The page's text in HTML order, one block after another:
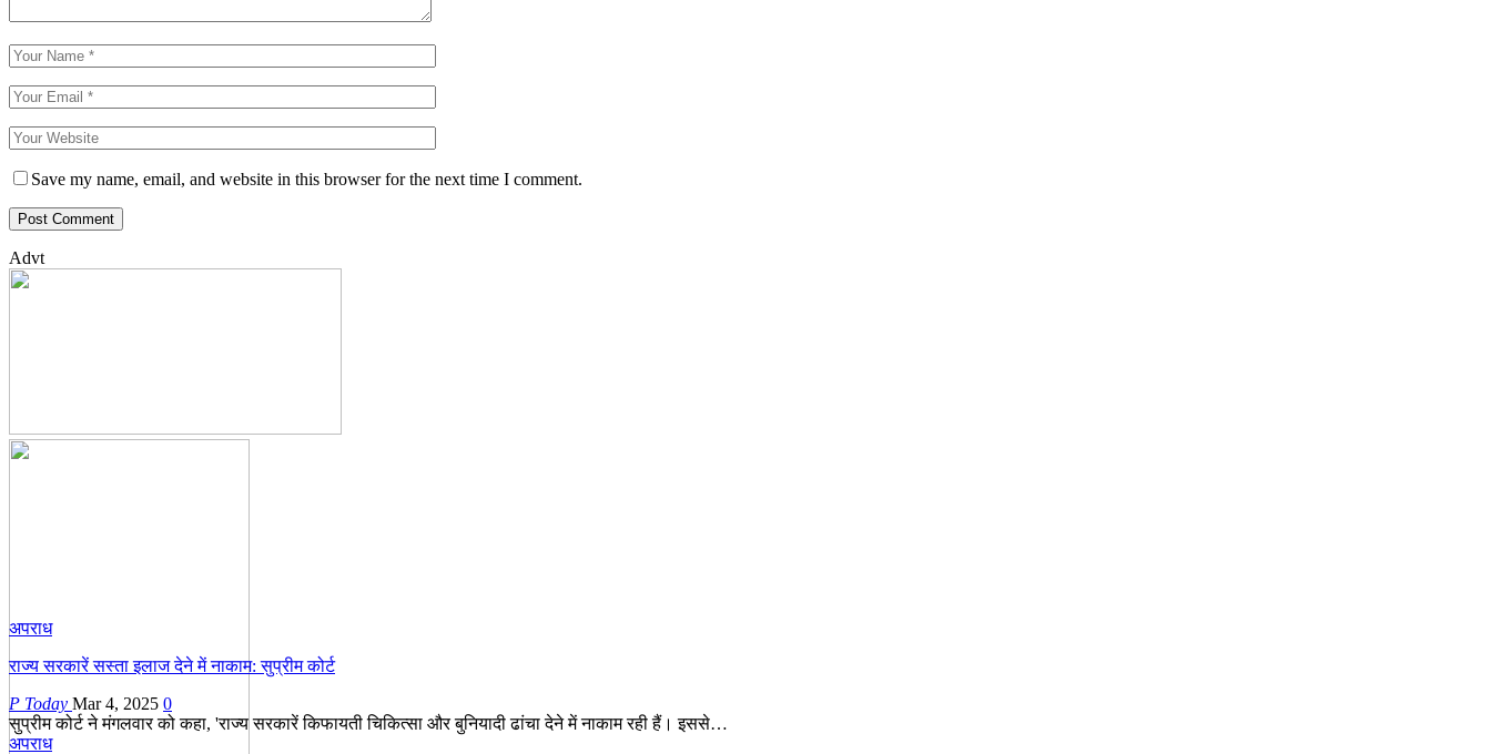
Save my name, email, and website in this browser for the next time I comment.
Advt
अपराध
राज्य सरकारें सस्ता इलाज देने में नाकाम: सुप्रीम कोर्ट
P Today Mar 4, 2025 0
सुप्रीम कोर्ट ने मंगलवार को कहा, 'राज्य सरकारें किफायती चिकित्सा और बुनियादी ढांचा देने में नाकाम रही हैं। इससे…
अपराध